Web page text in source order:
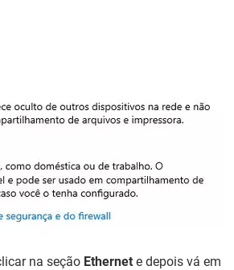
na seção Ethernet e depois vá em